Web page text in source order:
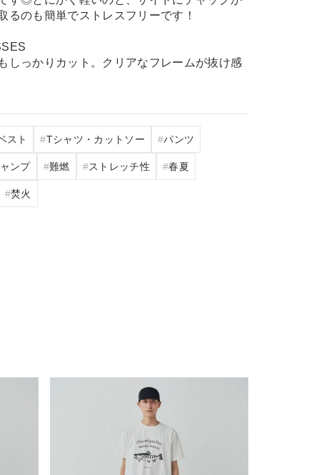
るのも簡単でストレスフリーです！
しっかりカット。クリアなフレームが抜け感
スト Tシャツ・カットソー パンツ
ンプ 難燃 ストレッチ性 春夏
焚火